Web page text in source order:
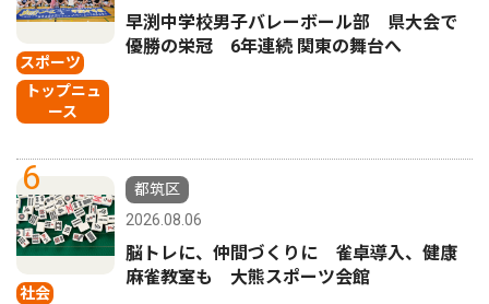
スポーツ
トップニュ
ース
早渕中学校男子バレーボール部 県大会で
優勝の栄冠 6年連続 関東の舞台へ
6
社会
都筑区
2026.08.06
脳トレに、仲間づくりに 雀卓導入、健康
麻雀教室も 大熊スポーツ会館